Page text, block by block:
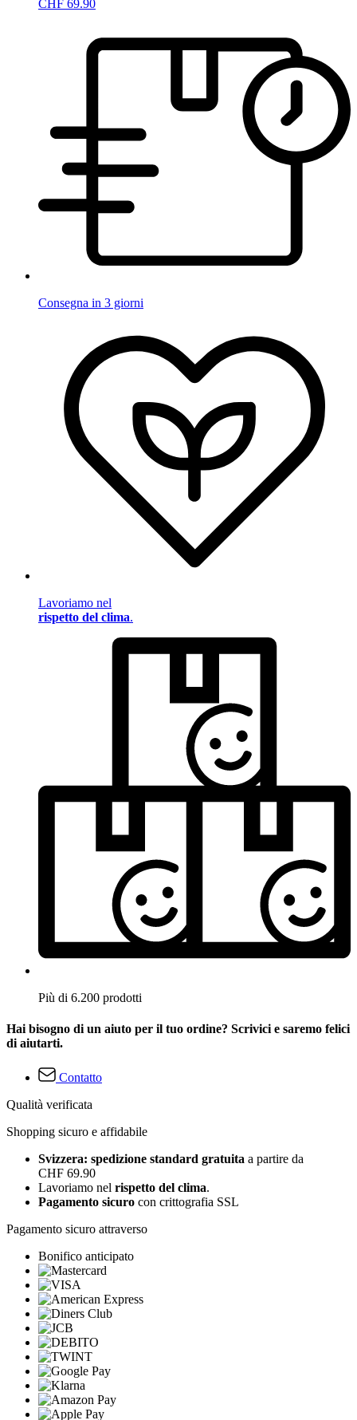
CHF 69.90
Consegna in 3 giorni
Lavoriamo nel
rispetto del clima.
Più di 6.200 prodotti
Hai bisogno di un aiuto per il tuo ordine? Scrivici e saremo felici
di aiutarti.
Contatto
Qualità verificata
Shopping sicuro e affidabile
Svizzera: spedizione standard gratuita a partire da
CHF 69.90
Lavoriamo nel rispetto del clima.
Pagamento sicuro con crittografia SSL
Pagamento sicuro attraverso
Bonifico anticipato